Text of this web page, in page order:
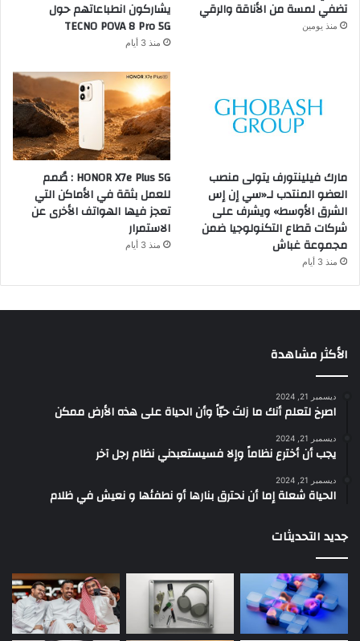
تضفي لمسة من الأناقة والرقي
منذ يومين
يشاركون انطباعاتهم حول
TECNO POVA 8 Pro 5G
منذ 3 أيام
مارك فيلينتورف يتولى منصب
العضو المنتدب لـ«سي إن إس
الشرق الأوسط» ويشرف على
شركات قطاع التكنولوجيا ضمن
مجموعة غباش
منذ 3 أيام
HONOR X7e Plus 5G : صُمم
للعمل بثقة في الأماكن التي
تعجز فيها الهواتف الأخرى عن
الاستمرار
منذ 3 أيام
الأكثر مشاهدة
ديسمبر 21, 2024
‫اصرخ لتعلم أنك ما زلتَ حيّاً وأن الحياة على هذه الأرض ممكن
ديسمبر 21, 2024
يجب أن أخترع نظاماً وإلا فسيستعبدني نظام رجل آخر
ديسمبر 21, 2024
الحياة شعلة إما أن نحترق بنارها أو نطفئها و نعيش في ظلام
جديد التحديثات